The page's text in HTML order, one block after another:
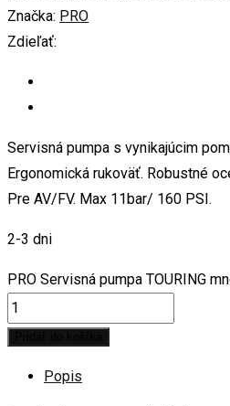
Značka: PRO
Zdieľať:
Servisná pumpa s vynikajúcim
Ergonomická rukoväť. Robustné
Pre AV/FV. Max 11bar/ 160 PSI.
2-3 dni
PRO Servisná pumpa TOURING
Popis